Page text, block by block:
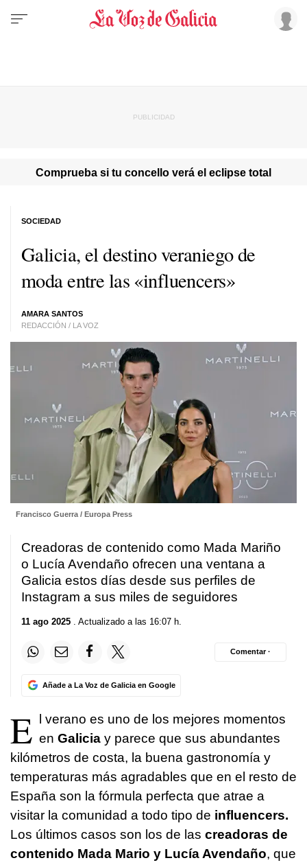
Comprueba si tu concello verá el eclipse total
Galicia, el destino veraniego de
moda entre las «influencers»
AMARA SANTOS
REDACCIÓN / LA VOZ
SOCIEDAD
Francisco Guerra / Europa Press
Creadoras de contenido como Mada Mariño
o Lucía Avendaño ofrecen una ventana a
Galicia estos días desde sus perfiles de
Instagram a sus miles de seguidores
11 ago 2025 . Actualizado a las 16:07 h.
Añade a La Voz de Galicia en Google
Comentar ·
E l verano es uno de los mejores momentos
en Galicia y parece que sus abundantes
kilómetros de costa, la buena gastronomía y
temperaturas más agradables que en el resto de
España son la fórmula perfecta que atrae a
visitar la comunidad a todo tipo de influencers.
Los últimos casos son los de las creadoras de
contenido Mada Mario y Lucía Avendaño, que